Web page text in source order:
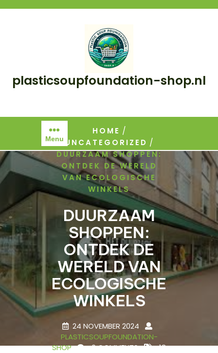
plasticsoupfoundation-shop.nl
Menu
HOME /
UNCATEGORIZED /
DUURZAAM SHOPPEN:
ONTDEK DE WERELD
VAN ECOLOGISCHE
WINKELS
DUURZAAM
SHOPPEN:
ONTDEK DE
WERELD VAN
ECOLOGISCHE
WINKELS
24 NOVEMBER 2024
PLASTICSOUPFOUNDATION-
SHOP
0 COMMENTS
18